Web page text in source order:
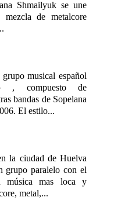
Shmailyuk se une
de metalcore
musical español
, compuesto de
bandas de Sopelana
El estilo...
la ciudad de Huelva
grupo paralelo con el
música mas loca y
metal,...